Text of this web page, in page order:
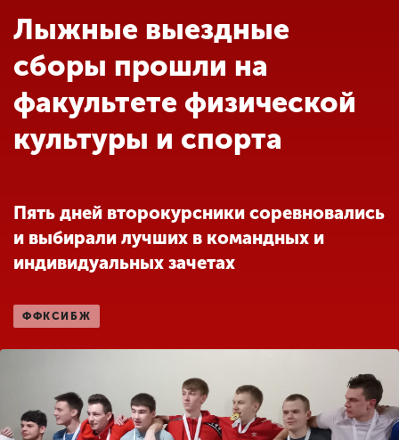
Абитуриенту
Обучение
Международная
деятельность
Другие виды
Студенческая жизнь
Лыжные выездные
сборы прошли на
факультете физической
культуры и спорта
Пять дней второкурсники соревновались
и выбирали лучших в командных и
индивидуальных зачетах
ФФКСИБЖ